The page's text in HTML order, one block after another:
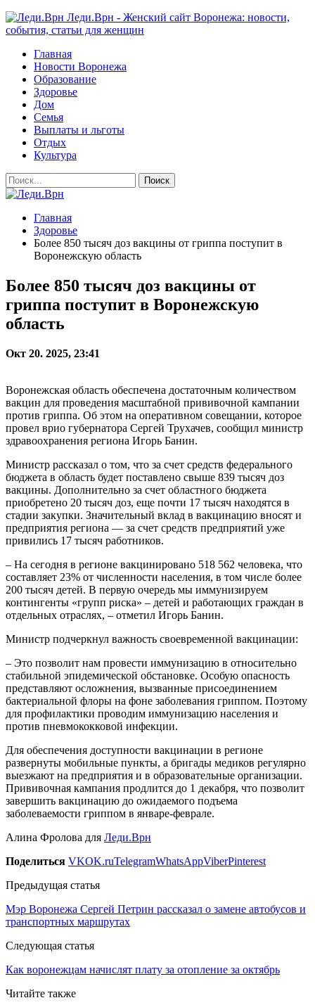
Леди.Врн - Женский сайт Воронежа: новости,
события, статьи для женщин
Главная
Новости Воронежа
Образование
Здоровье
Дом
Семья
Выплаты и льготы
Отдых
Культура
Главная
Здоровье
Более 850 тысяч доз вакцины от гриппа поступит в
Воронежскую область
Более 850 тысяч доз вакцины от
гриппа поступит в Воронежскую
область
Окт 20. 2025, 23:41
Воронежская область обеспечена достаточным количеством
вакцин для проведения масштабной прививочной кампании
против гриппа. Об этом на оперативном совещании, которое
провел врио губернатора Сергей Трухачев, сообщил министр
здравоохранения региона Игорь Банин.
Министр рассказал о том, что за счет средств федерального
бюджета в область будет поставлено свыше 839 тысяч доз
вакцины. Дополнительно за счет областного бюджета
приобретено 20 тысяч доз, еще почти 17 тысяч находятся в
стадии закупки. Значительный вклад в вакцинацию вносят и
предприятия региона — за счет средств предприятий уже
привились 17 тысяч работников.
– На сегодня в регионе вакцинировано 518 562 человека, что
составляет 23% от численности населения, в том числе более
200 тысяч детей. В первую очередь мы иммунизируем
контингенты «групп риска» – детей и работающих граждан в
отдельных отраслях, – отметил Игорь Банин.
Министр подчеркнул важность своевременной вакцинации:
– Это позволит нам провести иммунизацию в относительно
стабильной эпидемической обстановке. Особую опасность
представляют осложнения, вызванные присоединением
бактериальной флоры на фоне заболевания гриппом. Поэтому
для профилактики проводим иммунизацию населения и
против пневмококковой инфекции.
Для обеспечения доступности вакцинации в регионе
развернуты мобильные пункты, а бригады медиков регулярно
выезжают на предприятия и в образовательные организации.
Прививочная кампания продлится до 1 декабря, что позволит
завершить вакцинацию до ожидаемого подъема
заболеваемости гриппом в январе-феврале.
Алина Фролова для Леди.Врн
Поделиться VKOK.ruTelegramWhatsAppViberPinterest
Предыдущая статья
Мэр Воронежа Сергей Петрин рассказал о замене автобусов и
транспортных маршрутах
Следующая статья
Как воронежцам начислят плату за отопление за октябрь
Читайте также